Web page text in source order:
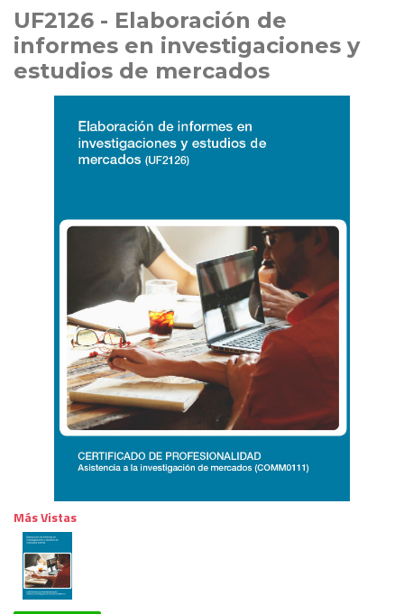
UF2126 - Elaboración de
informes en investigaciones y
estudios de mercados
Más Vistas